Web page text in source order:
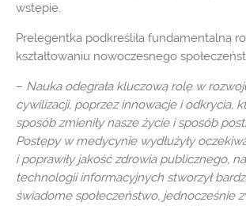
wstępie.
Prelegentka podkreśliła fundamentalną
kształtowaniu nowoczesnego
– Nauka odegrała kluczową rolę w
cywilizacji, poprzez innowacje i odkrycia,
sposób zmieniły nasze życie i sposób
Postępy w medycynie wydłużyły
i poprawiły jakość zdrowia publicznego,
technologii informacyjnych stworzył
świadome społeczeństwo, jednocześnie